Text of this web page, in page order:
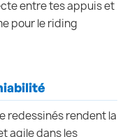
entre tes appuis et
pour le riding
redessinés rendent la
agile dans les